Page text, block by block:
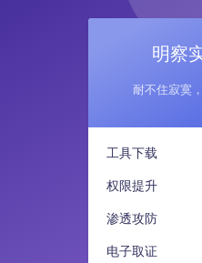
明察
耐不住寂寞
工具下载
权限提升
渗透攻防
电子取证